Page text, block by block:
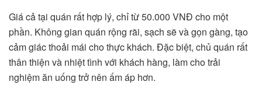
Giá cả tại quán rất hợp lý, chỉ từ 50.000 VNĐ cho một
phần. Không gian quán rộng rãi, sạch sẽ và gọn gàng, tạo
cảm giác thoải mái cho thực khách. Đặc biệt, chủ quán rất
thân thiện và nhiệt tình với khách hàng, làm cho trải
nghiệm ăn uống trở nên ấm áp hơn.